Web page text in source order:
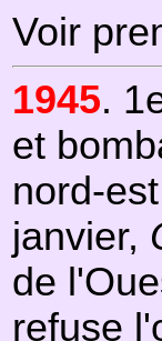
Voir
1945.
et
nord-
janvier,
de
refuse